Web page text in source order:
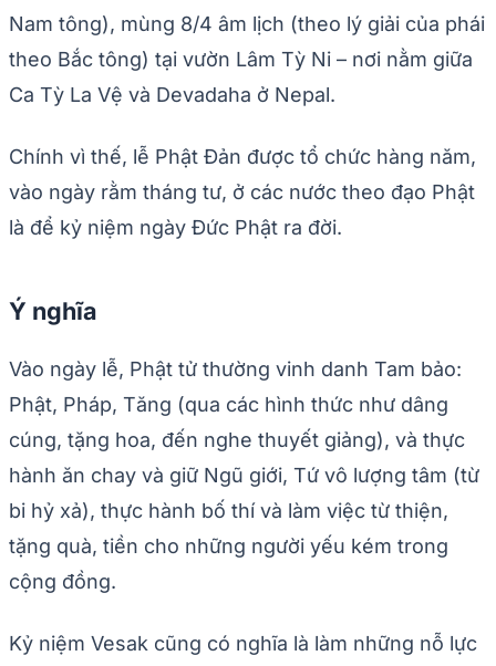
Nam tông), mùng 8/4 âm lịch (theo lý giải của phái
theo Bắc tông) tại vườn Lâm Tỳ Ni – nơi nằm giữa
Ca Tỳ La Vệ và Devadaha ở Nepal.
Chính vì thế, lễ Phật Đản được tổ chức hàng năm,
vào ngày rằm tháng tư, ở các nước theo đạo Phật
là để kỷ niệm ngày Đức Phật ra đời.
Ý nghĩa
Vào ngày lễ, Phật tử thường vinh danh Tam bảo:
Phật, Pháp, Tăng (qua các hình thức như dâng
cúng, tặng hoa, đến nghe thuyết giảng), và thực
hành ăn chay và giữ Ngũ giới, Tứ vô lượng tâm (từ
bi hỷ xả), thực hành bố thí và làm việc từ thiện,
tặng quà, tiền cho những người yếu kém trong
cộng đồng.
Kỷ niệm Vesak cũng có nghĩa là làm những nỗ lực